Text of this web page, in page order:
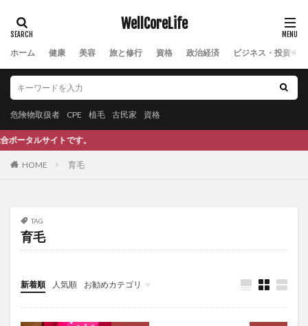
WellCoreLife
ホーム 健康 美容 旅と修行 資格 政治経済 ビジネス・投資
チャーチル
チャクラパウダー
チャットボット
チャップリン
チューリングテスト
ちょい難勉強法
チョコレート
ちりめんじわ
つみたてNISA
ツムラ
データドリブン経営
テキストデータ
テザー
デザイナーフーズ
デジタルコンテンツ販売
危険物取扱者 CPE 植毛 古民家 資格
す。
HOME 育毛
TAG
育毛
新着順 人気順 お勧めカテゴリ
Uncategorized